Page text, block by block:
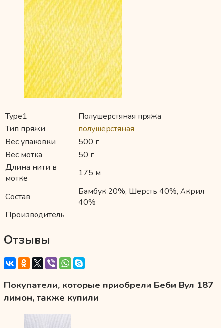
Type1
Полушерстяная пряжа
Тип пряжи
полушерстяная
Вес упаковки
500 г
Вес мотка
50 г
Длина нити в
мотке
175 м
Состав
Бамбук 20%, Шерсть 40%, Акрил
40%
Производитель
Отзывы
Покупатели, которые приобрели Беби Вул 187
лимон, также купили